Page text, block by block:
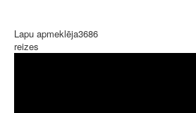
Lapu apmeklēja3686
reizes